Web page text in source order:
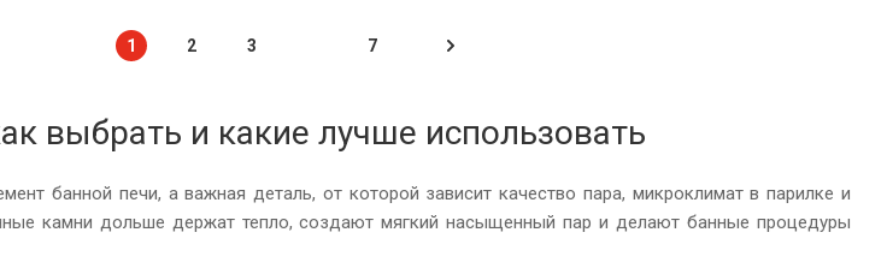
1 2 3 7
выбрать и какие лучше использовать
банной печи, а важная деталь, от которой зависит качество пара, микроклимат в парилке и
камни дольше держат тепло, создают мягкий насыщенный пар и делают банные процедуры